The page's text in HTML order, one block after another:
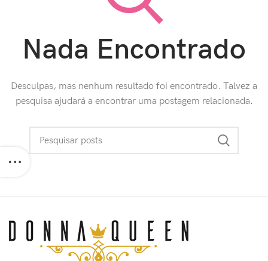
Nada Encontrado
Desculpas, mas nenhum resultado foi encontrado. Talvez a
pesquisa ajudará a encontrar uma postagem relacionada.